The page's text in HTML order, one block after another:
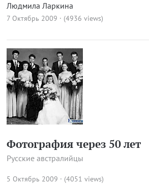
Людмила Ларкина
7 Октябрь 2009 · (4936 views)
Фотография через 50 лет
Русские австралийцы
5 Октябрь 2009 · (4051 views)